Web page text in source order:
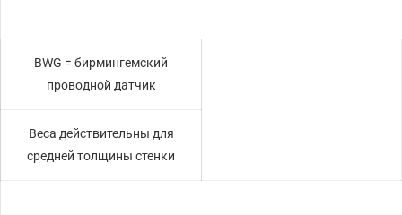
BWG = бирмингемский
проводной датчик
Веса действительны для
средней толщины стенки